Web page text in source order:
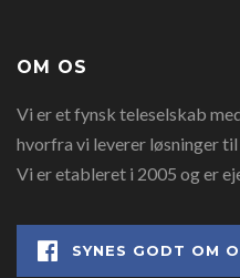
OM OS
Vi er et fynsk teleselskab
hvorfra vi leverer løsninger
Vi er etableret i 2005 og er
SYNES GODT OM